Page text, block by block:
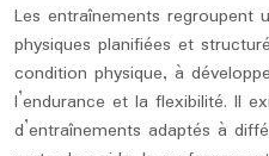
Les entraînements regroupent
physiques planifiées et
condition physique, à
l’endurance et la flexibilité. Il
d’entraînements adaptés à